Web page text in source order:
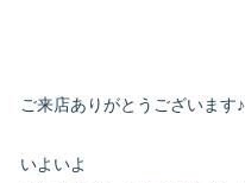
ご来店ありがとうございます♪
いよいよ